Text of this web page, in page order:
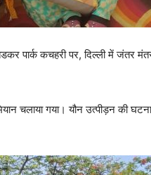
पार्क कचहरी पर, दिल्ली में जंतर
चलाया गया। यौन उत्पीड़न की